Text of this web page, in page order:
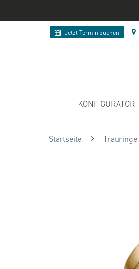
Jetzt Termin buchen
KONFIGURATOR
Startseite Trauringe